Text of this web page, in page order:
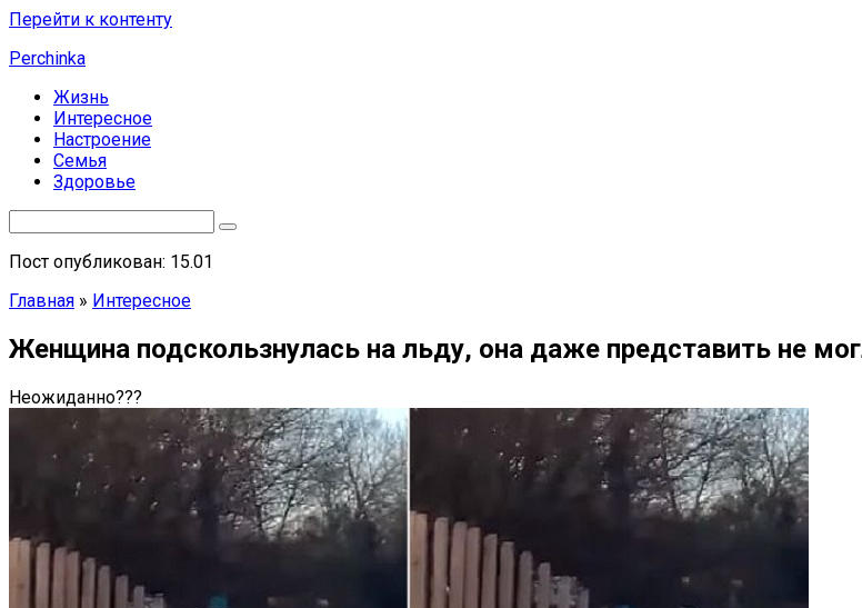
Перейти к контенту
Perchinka
Жизнь
Интересное
Настроение
Семья
Здоровье
Пост опубликован: 15.01
Главная » Интересное
Женщина подскользнулась на льду, она даже представить не
Неожиданно???